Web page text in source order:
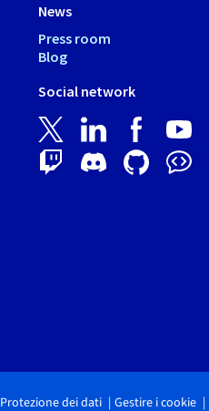
News
Press room
Blog
Social network
Protezione dei dati Gestire i cookie